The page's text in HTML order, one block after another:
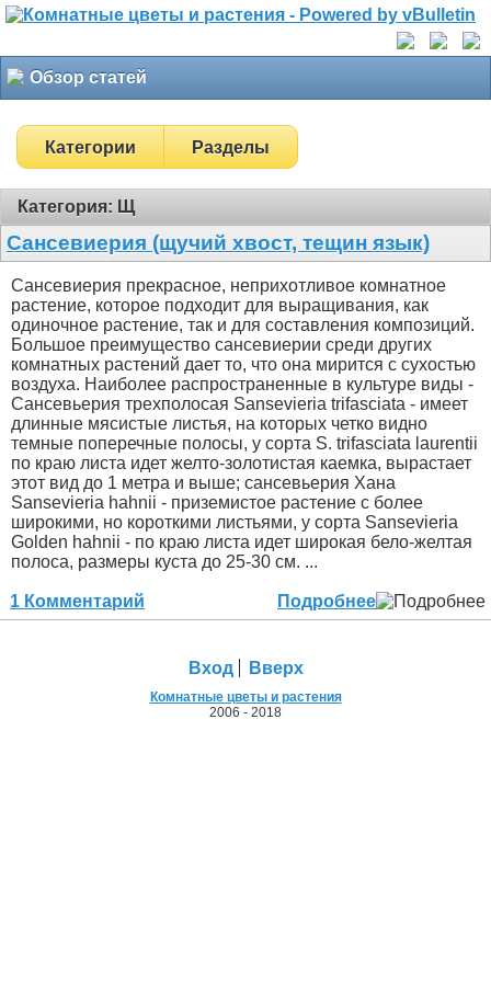
Обзор статей
Категории Разделы
Категория: Щ
Сансевиерия (щучий хвост, тещин язык)
Сансевиерия прекрасное, неприхотливое комнатное
растение, которое подходит для выращивания, как
одиночное растение, так и для составления композиций.
Большое преимущество сансевиерии среди других
комнатных растений дает то, что она мирится с сухостью
воздуха. Наиболее распространенные в культуре виды -
Cансевьерия трехполосая Sansevieria trifasciata - имеет
длинные мясистые листья, на которых четко видно
темные поперечные полосы, у сорта S. trifasciata laurentii
по краю листа идет желто-золотистая каемка, вырастает
этот вид до 1 метра и выше; сансевьерия Хана
Sansevieria hahnii - приземистое растение с более
широкими, но короткими листьями, у сорта Sansevieria
Golden hahnii - по краю листа идет широкая бело-желтая
полоса, размеры куста до 25-30 см. ...
1 Комментарий Подробнее
Вход Вверх
Комнатные цветы и растения
2006 - 2018